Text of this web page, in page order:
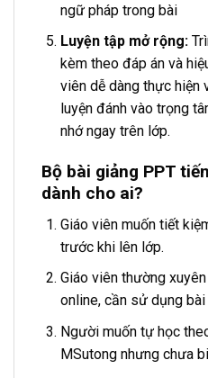
ngữ pháp trong bài
Luyện tập mở rộng:
kèm theo đáp án và
viên dễ dàng thực hiện
luyện đánh vào trọng
nhớ ngay trên lớp.
Bộ bài giảng PPT
dành cho ai?
Giáo viên muốn tiết
trước khi lên lớp.
Giáo viên thường
online, cần sử dụng
Người muốn tự học
MSutong nhưng chưa